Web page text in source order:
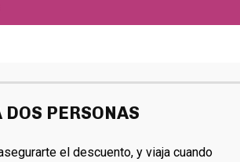
PERSONAS
el descuento, y viaja cuando